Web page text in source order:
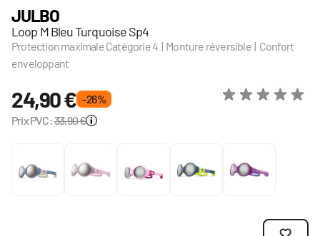
JULBO
Loop M Bleu Turquoise Sp4
Protection maximale Catégorie 4 | Monture réversible | Confort
enveloppant
24,90 € - 26 %
Prix PVC:33,90 €